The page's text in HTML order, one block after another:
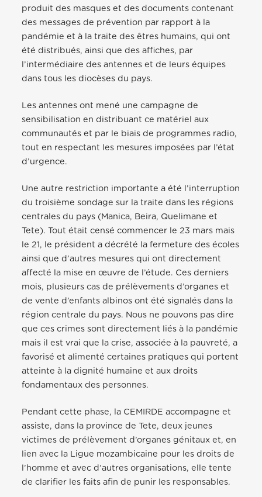
produit des masques et des documents contenant
des messages de prévention par rapport à la
pandémie et à la traite des êtres humains, qui ont
été distribués, ainsi que des affiches, par
l’intermédiaire des antennes et de leurs équipes
dans tous les diocèses du pays.
Les antennes ont mené une campagne de
sensibilisation en distribuant ce matériel aux
communautés et par le biais de programmes radio,
tout en respectant les mesures imposées par l’état
d’urgence.
Une autre restriction importante a été l’interruption
du troisième sondage sur la traite dans les régions
centrales du pays (Manica, Beira, Quelimane et
Tete). Tout était censé commencer le 23 mars mais
le 21, le président a décrété la fermeture des écoles
ainsi que d’autres mesures qui ont directement
affecté la mise en œuvre de l’étude. Ces derniers
mois, plusieurs cas de prélèvements d’organes et
de vente d’enfants albinos ont été signalés dans la
région centrale du pays. Nous ne pouvons pas dire
que ces crimes sont directement liés à la pandémie
mais il est vrai que la crise, associée à la pauvreté, a
favorisé et alimenté certaines pratiques qui portent
atteinte à la dignité humaine et aux droits
fondamentaux des personnes.
Pendant cette phase, la CEMIRDE accompagne et
assiste, dans la province de Tete, deux jeunes
victimes de prélèvement d’organes génitaux et, en
lien avec la Ligue mozambicaine pour les droits de
l’homme et avec d’autres organisations, elle tente
de clarifier les faits afin de punir les responsables.